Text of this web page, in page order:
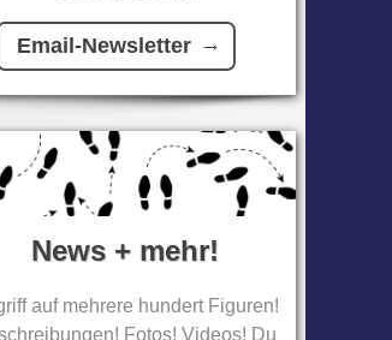
Email-Newsletter
News + mehr!
auf mehrere hundert Figuren!
Fotos! Videos! Du